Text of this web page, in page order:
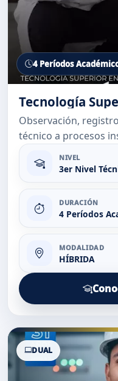
4 Períodos
Tecnología
Observación,
técnico a procesos
NIVEL
3er Nivel
DURACIÓN
4 Períodos
MODALIDAD
HÍBRIDA
DUAL